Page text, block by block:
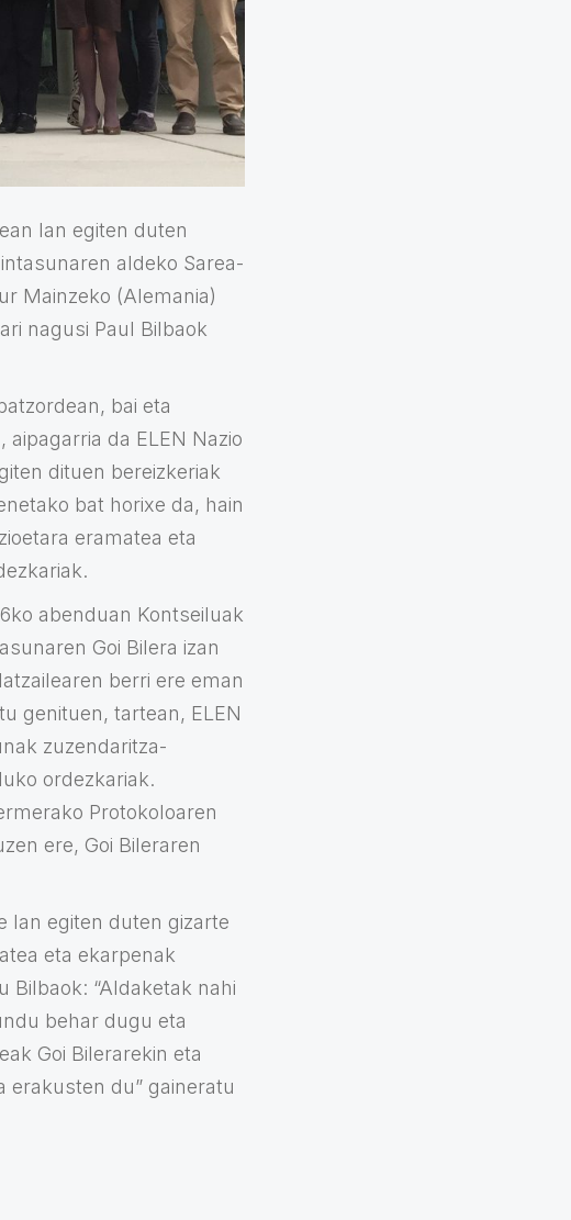
lan egiten duten
aldeko Sarea-
Mainzeko (Alemania)
nagusi Paul Bilbaok
bai eta
da ELEN Nazio
dituen bereizkeriak
bat horixe da, hain
eramatea eta
abenduan Kontseiluak
Goi Bilera izan
berri ere eman
genituen, tartean, ELEN
zuzendaritza-
ordezkariak.
Protokoloaren
ere, Goi Bileraren
lan egiten duten gizarte
eta ekarpenak
“Aldaketak nahi
behar dugu eta
Goi Bilerarekin eta
erakusten du” gaineratu